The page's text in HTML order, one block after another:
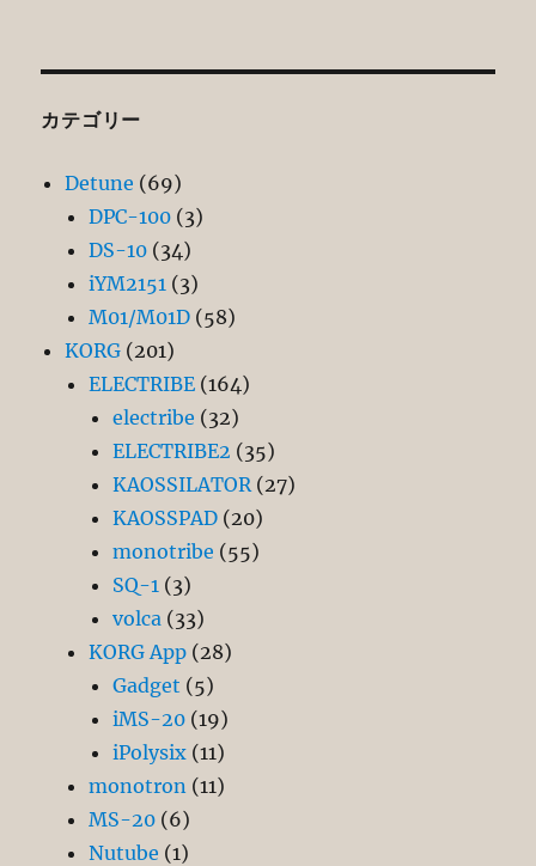
カテゴリー
Detune (69)
DPC-100 (3)
DS-10 (34)
iYM2151 (3)
M01/M01D (58)
KORG (201)
ELECTRIBE (164)
electribe (32)
ELECTRIBE2 (35)
KAOSSILATOR (27)
KAOSSPAD (20)
monotribe (55)
SQ-1 (3)
volca (33)
KORG App (28)
Gadget (5)
iMS-20 (19)
iPolysix (11)
monotron (11)
MS-20 (6)
Nutube (1)